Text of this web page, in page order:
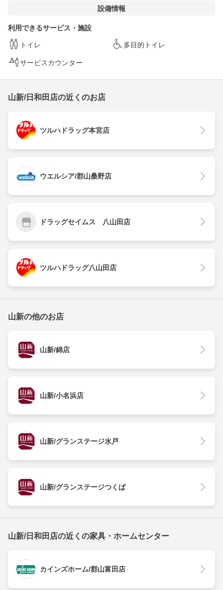
設備情報
利用できるサービス・施設
トイレ 多目的トイレ
サービスカウンター
山新/日和田店の近くのお店
ツルハドラッグ本宮店
ウエルシア/郡山桑野店
ドラッグセイムス 八山田店
ツルハドラッグ八山田店
山新の他のお店
山新/錦店
山新/小名浜店
山新/グランステージ水戸
山新/グランステージつくば
山新/日和田店の近くの家具・ホームセンター
カインズホーム/郡山富田店